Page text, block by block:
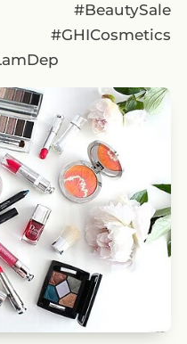
#BeautySale
#GHICosmetics